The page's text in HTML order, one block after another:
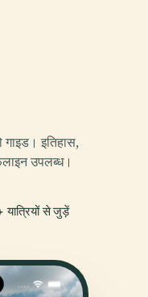
इतिहास,
उपलब्ध।
यात्रियों से जुड़ें